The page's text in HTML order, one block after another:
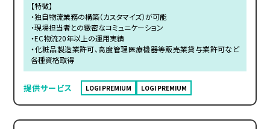
【特徴】
・独自物流業務の構築（カスタマイズ）が可能
・現場担当者との緻密なコミュニケーション
・EC物流20年以上の運用実績
・化粧品製造業許可、高度管理医療機器等販売業貸与業許可など
各種資格取得
提供サービス LOGI PREMIUM LOGI PREMIUM